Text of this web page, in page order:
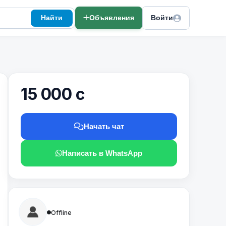
Найти Объявления Войти
15 000 с
Начать чат
Написать в WhatsApp
Offline